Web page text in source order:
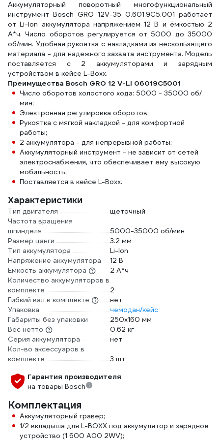
Аккумуляторный поворотный многофункциональный
инструмент Bosch GRO 12V-35 0.601.9C5.001 работает
от Li-lon аккумулятора напряжением 12 В и ёмкостью 2
А*ч. Число оборотов регулируется от 5000 до 35000
об/мин. Удобная рукоятка с накладками из нескользящего
материала - для надежного захвата инструмента. Модель
поставляется с 2 аккумуляторами и зарядным
устройством в кейсе L-Boxx.
Преимущества Bosch GRO 12 V-LI 06019C5001
Число оборотов холостого хода: 5000 - 35000 об/
мин;
Электронная регулировка оборотов;
Рукоятка с мягкой накладкой - для комфортной
работы;
2 аккумулятора - для непрерывной работы;
Аккумуляторный инструмент - не зависит от сетей
электроснабжения, что обеспечивает ему высокую
мобильность;
Поставляется в кейсе L-Boxx.
Характеристики
Тип двигателя
щеточный
Частота вращения
шпинделя
5000-35000 об/мин
Размер цанги
3.2 мм
Тип аккумулятора
Li-Ion
Напряжение аккумулятора
12 В
Емкость аккумулятора
2 А*ч
Количество аккумуляторов в
комплекте
2
Гибкий вал в комплекте
нет
Упаковка
чемодан/кейс
Габариты без упаковки
250х160 мм
Вес нетто
0.62 кг
Серия аккумулятора
нет
Кол-во аксессуаров в
комплекте
3 шт
Гарантия производителя
на товары Bosch
Комплектация
Аккумуляторный гравер;
1/2 вкладыша для L-BOXX под аккумулятор и зарядное
устройство (1 600 A00 2WV);